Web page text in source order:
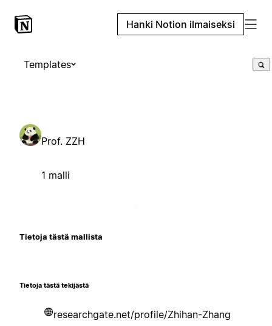
Hanki Notion ilmaiseksi
Templates
Prof. ZZH
1 malli
Tietoja tästä mallista
Tietoja tästä tekijästä
researchgate.net/profile/Zhihan-Zhang